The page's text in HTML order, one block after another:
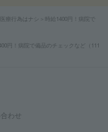
医療行為はナシ＞時給1400円！病院で
円！病院で備品のチェックなど（111
わせ